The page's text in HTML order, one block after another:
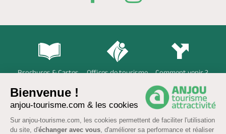
Bienvenue !
anjou-tourisme.com & les cookies
Sur anjou-tourisme.com, les cookies permettent de faciliter l'utilisation
du site, d'échanger avec vous, d'améliorer sa performance et réaliser
Brochures & Cartes Offices de tourisme Comment venir ?